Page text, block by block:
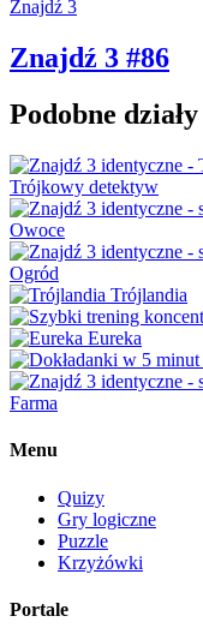
Znajdź 3
Znajdź 3 #86
Podobne działy
Trójkowy detektyw
Owoce
Ogród
Trójlandia
Eureka
Farma
Menu
Quizy
Gry logiczne
Puzzle
Krzyżówki
Portale